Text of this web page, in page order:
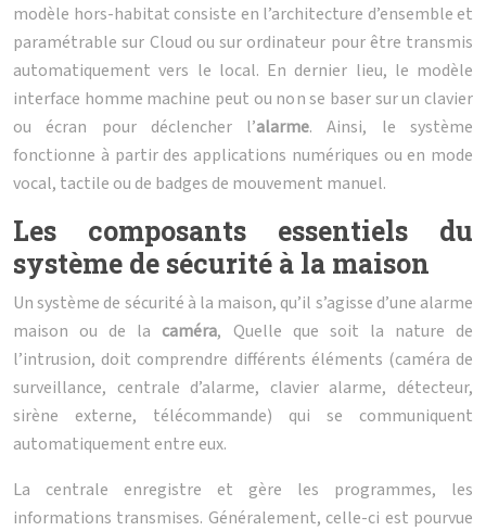
modèle hors-habitat consiste en l’architecture d’ensemble et
paramétrable sur Cloud ou sur ordinateur pour être transmis
automatiquement vers le local. En dernier lieu, le modèle
interface homme machine peut ou non se baser sur un clavier
ou écran pour déclencher l’alarme. Ainsi, le système
fonctionne à partir des applications numériques ou en mode
vocal, tactile ou de badges de mouvement manuel.
Les composants essentiels du
système de sécurité à la maison
Un système de sécurité à la maison, qu’il s’agisse d’une alarme
maison ou de lacaméra, Quelle que soit la nature de
l’intrusion, doit comprendre différents éléments (caméra de
surveillance, centrale d’alarme, clavier alarme, détecteur,
sirène externe, télécommande) qui se communiquent
automatiquement entre eux.
La centrale enregistre et gère les programmes, les
informations transmises. Généralement, celle-ci est pourvue